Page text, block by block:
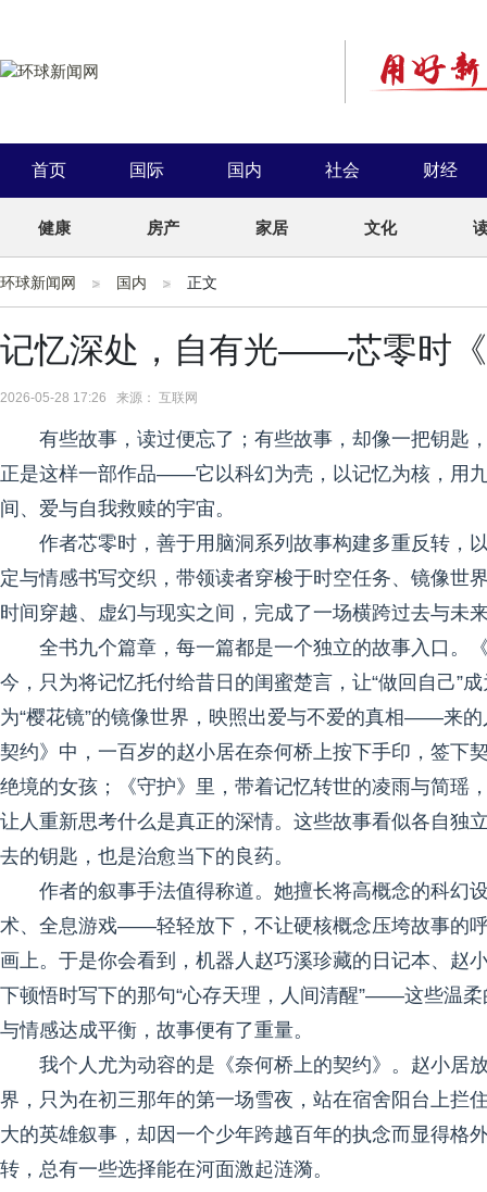
首页 国际 国内 社会 财经
健康 房产 家居 文化
环球新闻网 国内 正文
记忆深处，自有光——芯零时
2026-05-28 17:26 来源： 互联网
有些故事，读过便忘了；有些故事，却像一把钥匙
正是这样一部作品——它以科幻为壳，以记忆为核，用
间、爱与自我救赎的宇宙。
作者芯零时，善于用脑洞系列故事构建多重反转，
定与情感书写交织，带领读者穿梭于时空任务、镜像世
时间穿越、虚幻与现实之间，完成了一场横跨过去与未
全书九个篇章，每一篇都是一个独立的故事入口。
今，只为将记忆托付给昔日的闺蜜楚言，让“做回自己”
为“樱花镜”的镜像世界，映照出爱与不爱的真相——来
契约》中，一百岁的赵小居在奈何桥上按下手印，签下
绝境的女孩；《守护》里，带着记忆转世的凌雨与简瑶
让人重新思考什么是真正的深情。这些故事看似各自
去的钥匙，也是治愈当下的良药。
作者的叙事手法值得称道。她擅长将高概念的科
术、全息游戏——轻轻放下，不让硬核概念压垮故事的
画上。于是你会看到，机器人赵巧溪珍藏的日记本、赵
下顿悟时写下的那句“心存天理，人间清醒”——这些温
与情感达成平衡，故事便有了重量。
我个人尤为动容的是《奈何桥上的契约》。赵小居
界，只为在初三那年的第一场雪夜，站在宿舍阳台上拦
大的英雄叙事，却因一个少年跨越百年的执念而显得格
转，总有一些选择能在河面激起涟漪。